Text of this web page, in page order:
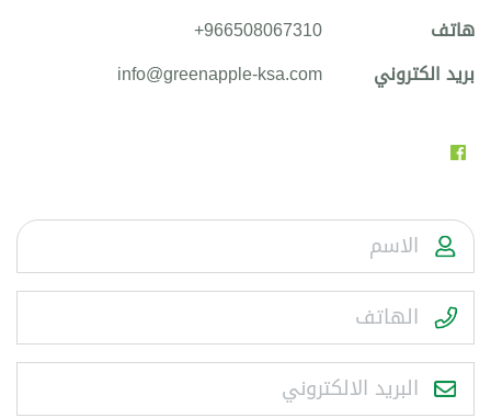
هاتف
+966508067310
بريد الكتروني
info@greenapple-ksa.com